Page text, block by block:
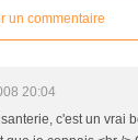
un commentaire
20:04
c'est un vrai